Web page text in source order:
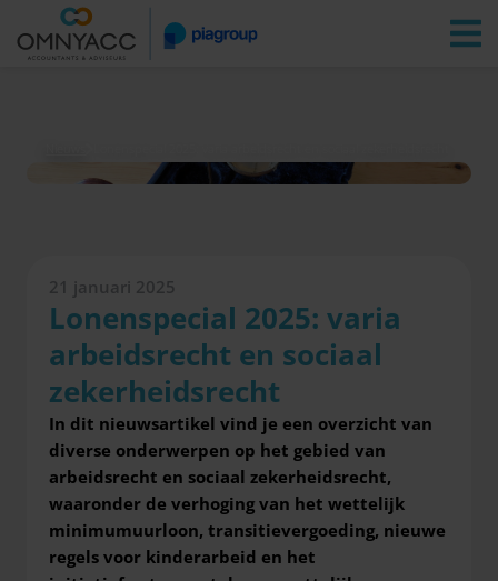
Vestigingen Zoeken
21 januari 2025
Lonenspecial 2025: varia
arbeidsrecht en sociaal
zekerheidsrecht
In dit nieuwsartikel vind je een overzicht van
diverse onderwerpen op het gebied van
arbeidsrecht en sociaal zekerheidsrecht,
waaronder de verhoging van het wettelijk
minimumuurloon, transitievergoeding, nieuwe
regels voor kinderarbeid en het